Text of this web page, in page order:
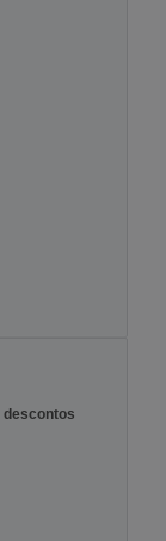
descontos